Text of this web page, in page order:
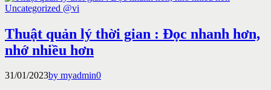
Uncategorized @vi
Thuật quản lý thời gian : Đọc nhanh hơn,
nhớ nhiều hơn
31/01/2023by myadmin0